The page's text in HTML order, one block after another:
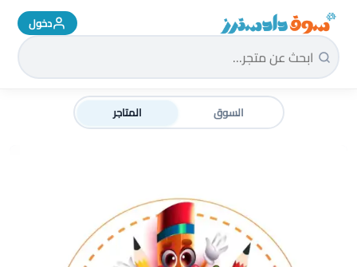
سوق دادسترز الرئيسية دخول
السوق المتاجر